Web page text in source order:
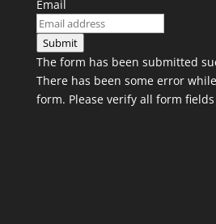
Email
Submit
The form has been submitted
There has been some error
form. Please verify all form